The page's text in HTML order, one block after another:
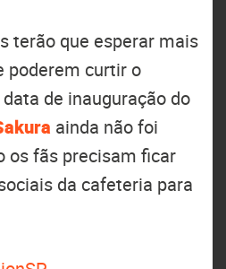
terão que esperar mais
poderem curtir o
de inauguração do
ainda não foi
os fãs precisam ficar
da cafeteria para